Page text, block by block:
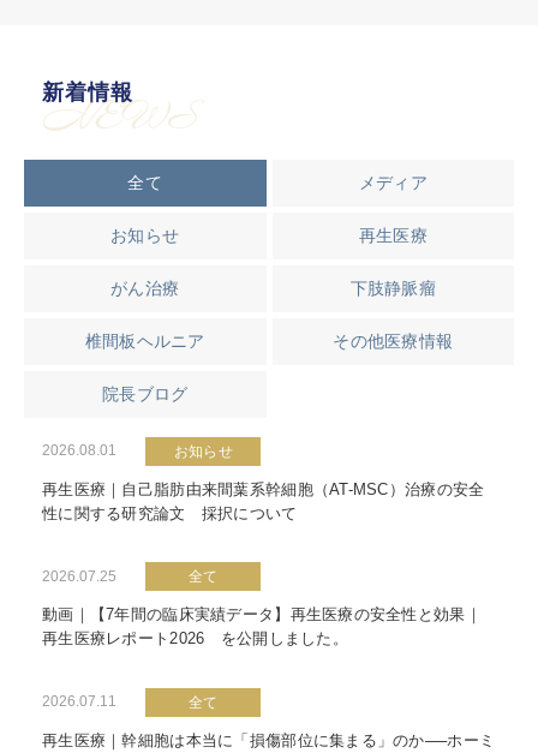
新着情報
NEWS
全て メディア
お知らせ 再生医療
がん治療 下肢静脈瘤
椎間板ヘルニア その他医療情報
院長ブログ
2026.08.01 お知らせ
再生医療｜自己脂肪由来間葉系幹細胞（AT-MSC）治療の安全
性に関する研究論文 採択について
2026.07.25 全て
動画｜【7年間の臨床実績データ】再生医療の安全性と効果｜
再生医療レポート2026 を公開しました。
2026.07.11 全て
再生医療｜幹細胞は本当に「損傷部位に集まる」のか──ホーミ